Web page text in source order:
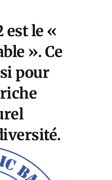
est le «
». Ce
pour